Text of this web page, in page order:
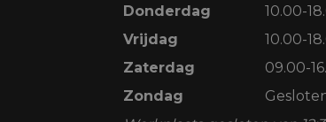
Donderdag
10.00-
Vrijdag
10.00-
Zaterdag
09.00-
Zondag